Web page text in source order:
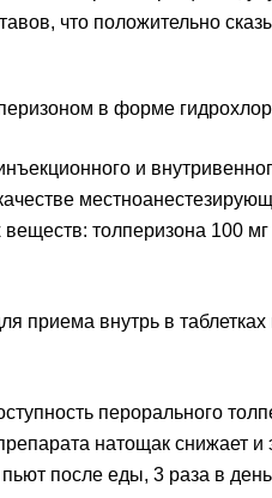
что положительно
в форме
и
толперизона 100
приема внутрь в
перорального
натощак снижает и
после еды, 3 раза в